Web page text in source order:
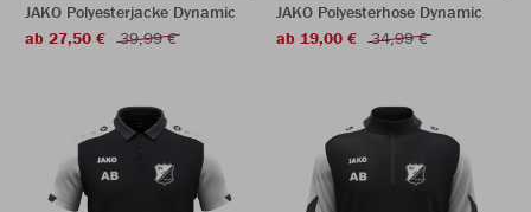
JAKO Polyesterjacke Dynamic
ab 27,50 €
39,99 €
JAKO Polyesterhose Dynamic
ab 19,00 €
34,99 €